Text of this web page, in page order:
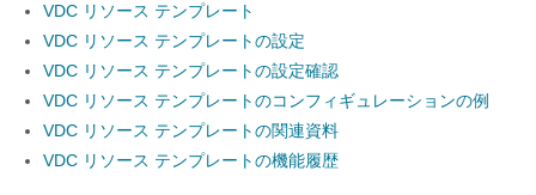
VDC リソース テンプレート
VDC リソース テンプレートの設定
VDC リソース テンプレートの設定確認
VDC リソース テンプレートのコンフィギュレーションの例
VDC リソース テンプレートの関連資料
VDC リソース テンプレートの機能履歴